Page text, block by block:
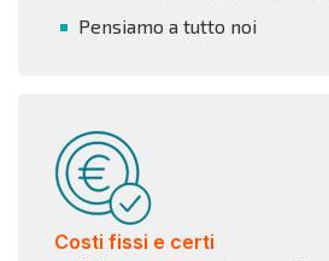
Pensiamo a tutto noi
Costi fissi e certi